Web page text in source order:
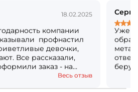
18.02.2025
компании
профнастил
девочки,
Все рассказали,
заказ - на
все было готово!Весь отзыв
Уже